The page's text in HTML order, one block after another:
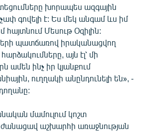
կայքերը
խորապես ազգային
գովելի է: Ես մեկ անգամ ևս իմ
հայտնում Մեսութ Օզիլին:
պատճառով իրականացվող
այն էլ՝ մի
ամեն ինչ իր կյանքում
ուղղակի անընդունելի են», -
մամուլում կոշտ
աշխարհի առաջնության